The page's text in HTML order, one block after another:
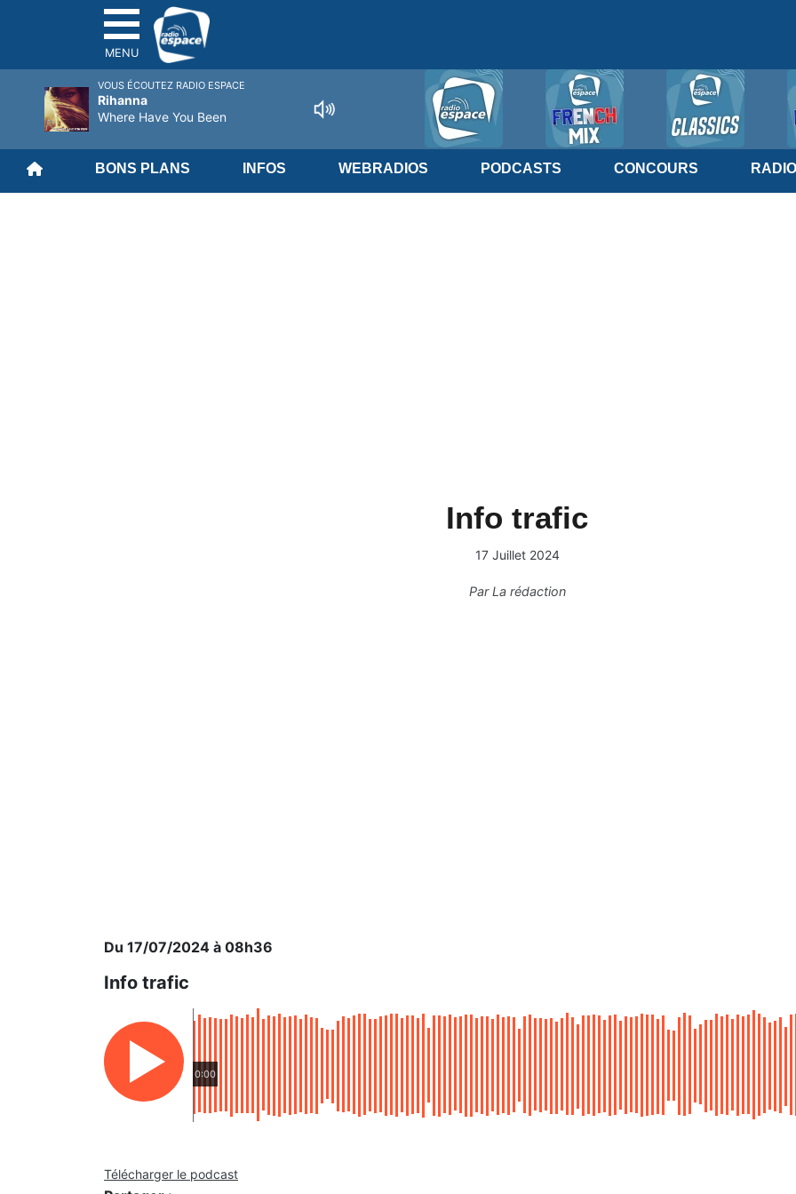
MENU
BONS PLANS INFOS WEBRADIOS PODCASTS CONCOURS RADIO
Info trafic
17 Juillet 2024
ParLa rédaction
Du 17/07/2024 à 08h36
Info trafic
0:00
Télécharger le podcast
VOUS ÉCOUTEZ RADIO ESPACE
Rihanna
Where Have You Been